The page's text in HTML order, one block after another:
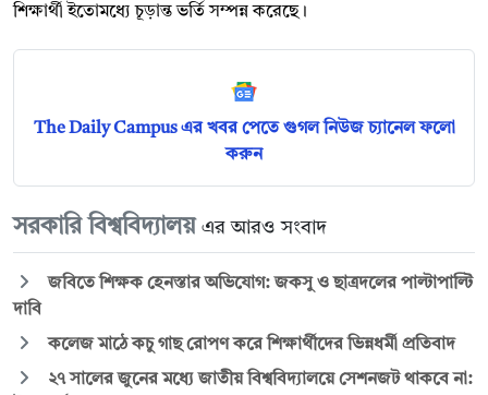
শিক্ষার্থী ইতোমধ্যে চূড়ান্ত ভর্তি সম্পন্ন করেছে।
The Daily Campus এর খবর পেতে গুগল নিউজ চ্যানেল ফলো
করুন
সরকারি বিশ্ববিদ্যালয় এর আরও সংবাদ
জবিতে শিক্ষক হেনস্তার অভিযোগ: জকসু ও ছাত্রদলের পাল্টাপাল্টি
দাবি
কলেজ মাঠে কচু গাছ রোপণ করে শিক্ষার্থীদের ভিন্নধর্মী প্রতিবাদ
২৭ সালের জুনের মধ্যে জাতীয় বিশ্ববিদ্যালয়ে সেশনজট থাকবে না: